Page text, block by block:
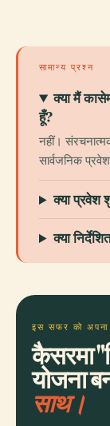
सामान्य प्रश्न
क्या मैं
हूँ?
नहीं।
सार्वजनिक
क्या प्रवेश
क्या
इस सफर को अपना
कैसरमा
योजना
साथ।